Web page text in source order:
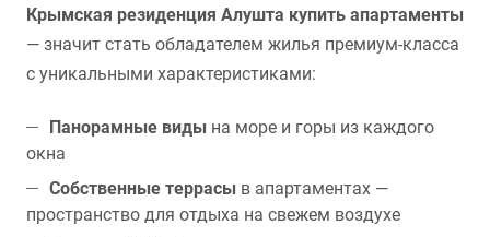
Крымская резиденция Алушта купить апартаменты
— значит стать обладателем жилья премиум-класса
с уникальными характеристиками:
Панорамные виды на море и горы из каждого
окна
Собственные террасы в апартаментах —
пространство для отдыха на свежем воздухе